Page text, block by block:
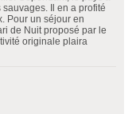
Il en a profité
Pour un séjour en
de Nuit proposé par le
originale plaira